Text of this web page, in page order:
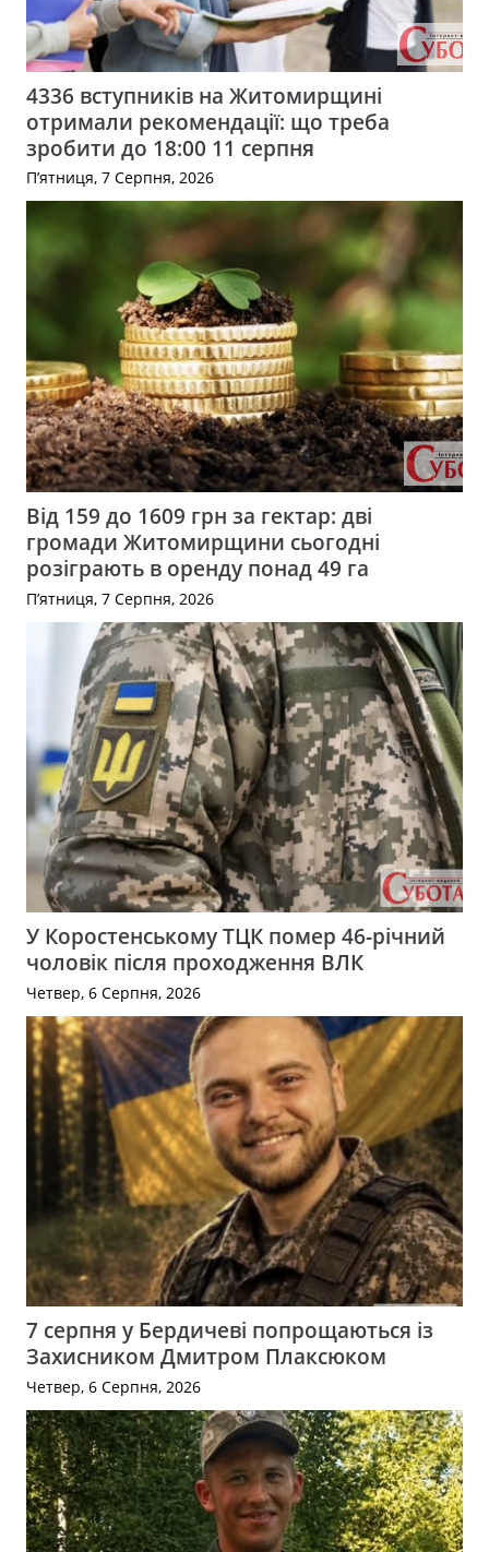
4336 вступників на Житомирщині
отримали рекомендації: що треба
зробити до 18:00 11 серпня
П’ятниця, 7 Серпня, 2026
Від 159 до 1609 грн за гектар: дві
громади Житомирщини сьогодні
розіграють в оренду понад 49 га
П’ятниця, 7 Серпня, 2026
У Коростенському ТЦК помер 46-річний
чоловік після проходження ВЛК
Четвер, 6 Серпня, 2026
7 серпня у Бердичеві попрощаються із
Захисником Дмитром Плаксюком
Четвер, 6 Серпня, 2026